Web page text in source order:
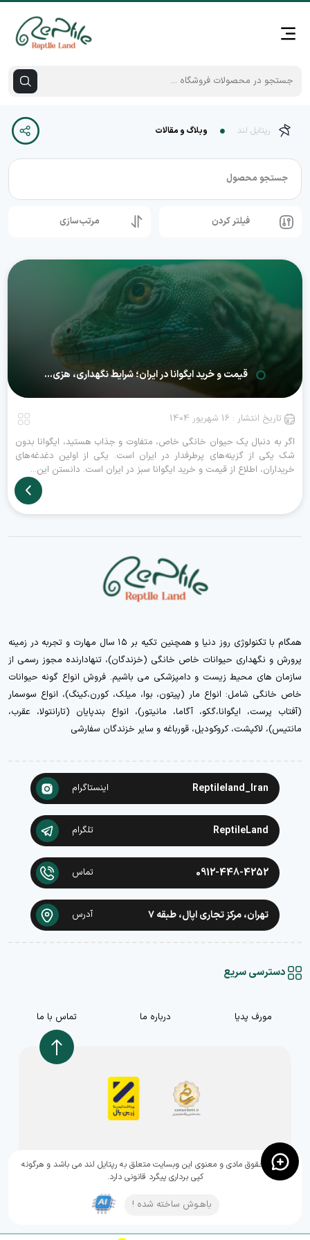
رپتایل لند وبلاگ و مقالات
جستجو محصول
فیلتر کردن مرتب‌سازی
قیمت و خرید ایگوانا در ایران؛ شرایط نگهداری، هزی...
تاریخ انتشار : 16 شهریور 1404
اگر به دنبال یک حیوان خانگی خاص، متفاوت و جذاب هستید، ایگوانا بدون
شک یکی از گزینه‌های پرطرفدار در ایران است. یکی از اولین دغدغه‌های
خریداران، اطلاع از قیمت و خرید ایگوانا سبز در ایران است. دانستن این...
همگام با تکنولوژی روز دنیا و همچنین تکیه بر ۱۵ سال مهارت و تجربه در زمینه
پرورش و نگهداری حیوانات خاص خانگی (خزندگان)، تنهادارنده مجوز رسمی از
سازمان های محیط زیست و دامپزشکی می باشیم. فروش انواع گونه حیوانات
خاص خانگی شامل: انواع مار (پیتون، بوا، میلک، کورن،کینگ)، انواع سوسمار
(آفتاب پرست، ایگوانا،گکو، آگاما، مانیتور)، انواع بندپایان (تارانتولا، عقرب،
مانتیس)، لاکپشت، کروکودیل، قورباغه و سایر خزندگان سفارشی
Reptileland_Iran اینستاگرام
ReptileLand تلگرام
0912-448-4252 تماس
تهران، مرکز تجاری اپال، طبقه ۷ آدرس
دسترسی سریع
مورف پدیا درباره ما تماس با ما
,تمامی حقوق مادی و معنوی این وبسایت متعلق به رپتایل لند می باشد و هرگونه
کپی برداری پیگرد قانونی دارد.
باهـوش ساخته شده !